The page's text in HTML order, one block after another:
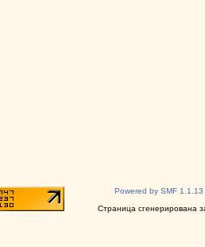
Powered by SMF 1.1.13
Страница сгенерирована